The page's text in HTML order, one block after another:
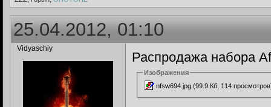
25.04.2012, 01:10
Vidyaschiy
Распродажа набора
Изображения
nfsw694.jpg (99.9 Кб, 114